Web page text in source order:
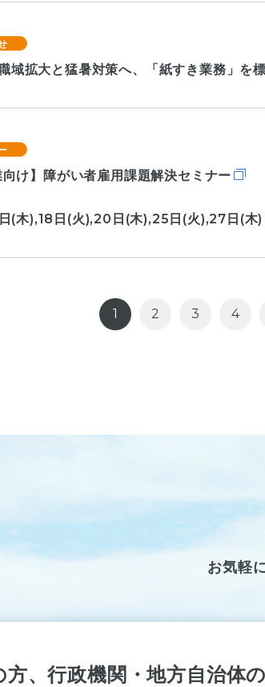
域拡大と猛暑対策へ、「紙すき業務」を
け】障がい者雇用課題解決セミナー
(木),18日(火),20日(木),25日(火),27日(木)
1 2 3 4
お気軽
方、行政機関・地方自治体